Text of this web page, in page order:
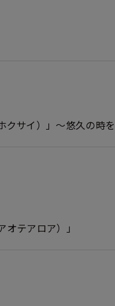
サイ）」～悠久の時
テアロア）」